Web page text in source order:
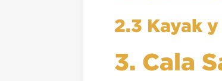
2.3 Kayak
3. Cala